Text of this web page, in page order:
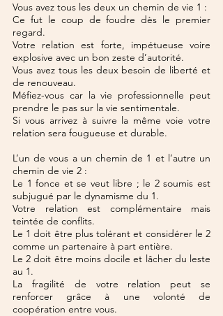
Vous avez tous les deux un chemin de vie 1 :
Ce fut le coup de foudre dès le premier
regard.
Votre relation est forte, impétueuse voire
explosive avec un bon zeste d’autorité.
Vous avez tous les deux besoin de liberté et
de renouveau.
Méfiez-vous car la vie professionnelle peut
prendre le pas sur la vie sentimentale.
Si vous arrivez à suivre la même voie votre
relation sera fougueuse et durable.
L’un de vous a un chemin de 1 et l’autre un
chemin de vie 2 :
Le 1 fonce et se veut libre ; le 2 soumis est
subjugué par le dynamisme du 1.
Votre relation est complémentaire mais
teintée de conflits.
Le 1 doit être plus tolérant et considérer le 2
comme un partenaire à part entière.
Le 2 doit être moins docile et lâcher du leste
au 1.
La fragilité de votre relation peut se
renforcer grâce à une volonté de
coopération entre vous.